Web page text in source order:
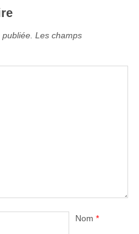
Les champs
Nom *